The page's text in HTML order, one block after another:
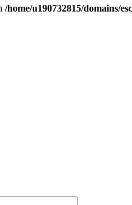
/home/u190732815/domains/